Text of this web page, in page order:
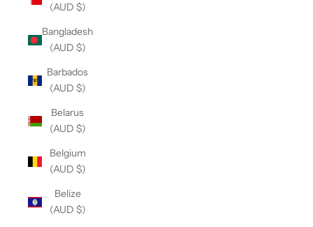
(AUD $)
Bangladesh
(AUD $)
Barbados
(AUD $)
Belarus
(AUD $)
Belgium
(AUD $)
Belize
(AUD $)